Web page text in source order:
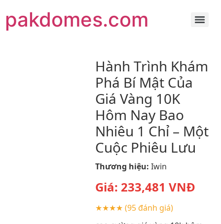
pakdomes.com
Hành Trình Khám
Phá Bí Mật Của
Giá Vàng 10K
Hôm Nay Bao
Nhiêu 1 Chỉ – Một
Cuộc Phiêu Lưu
Thương hiệu: Iwin
Giá: 233,481 VNĐ
★★★★ (95 đánh giá)